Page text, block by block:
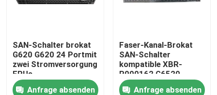
Qualitätskontrolle
Treten Sie mit uns in Verbindung
SAN-Schalter brokat
G620 G620 24 Portmit
zwei Stromversorgung
FRUs
Anfrage absenden
Faser-Kanal-Brokat
SAN-Schalter
kompatible XBR-
R000162 G6520
G6520 \
Anfrage absenden